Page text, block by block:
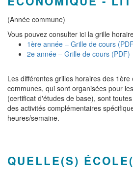
(Année commune)
Vous pouvez consulter ici la grille
1ère année – Grille de cours
2e année – Grille de cours (PDF)
Les différentes grilles horaires des
communes, qui sont organisées pour
(certificat d'études de base), sont
des activités complémentaires
heures/semaine.
QUELLE(S)